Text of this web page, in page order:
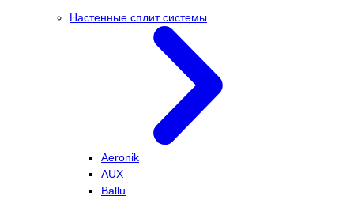
Настенные сплит системы
Aeronik
AUX
Ballu